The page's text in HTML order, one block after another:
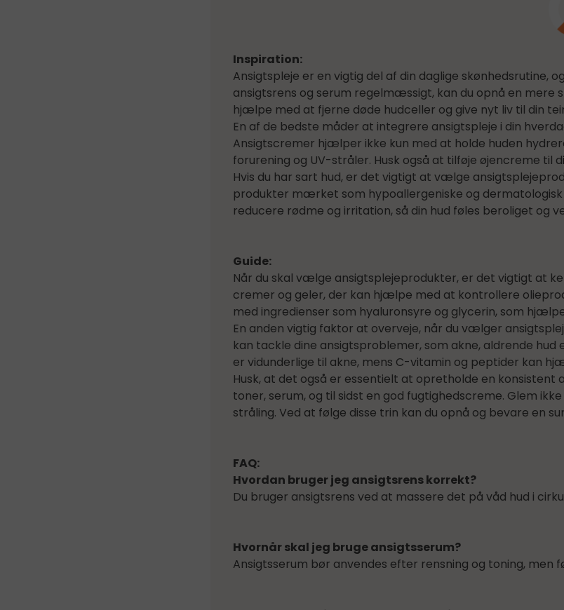
Inspiration:
Ansigtspleje er en vigtig del af din daglige skønhedsrutine,
ansigtsrens og serum regelmæssigt, kan du opnå en mere
hjælpe med at fjerne døde hudceller og give nyt liv til din
En af de bedste måder at integrere ansigtspleje i din
Ansigtscremer hjælper ikke kun med at holde huden
forurening og UV-stråler. Husk også at tilføje øjencreme
Hvis du har sart hud, er det vigtigt at vælge
produkter mærket som hypoallergeniske og
reducere rødme og irritation, så din hud føles beroliget og
Guide:
Når du skal vælge ansigtsplejeprodukter, er det vigtigt at
cremer og geler, der kan hjælpe med at kontrollere
med ingredienser som hyaluronsyre og glycerin, som
En anden vigtig faktor at overveje, når du vælger
kan tackle dine ansigtsproblemer, som akne, aldrende
er vidunderlige til akne, mens C-vitamin og peptider kan
Husk, at det også er essentielt at opretholde en
toner, serum, og til sidst en god fugtighedscreme. Glem
stråling. Ved at følge disse trin kan du opnå og bevare en
FAQ:
Hvordan bruger jeg ansigtsrens korrekt?
Du bruger ansigtsrens ved at massere det på våd hud i
Hvornår skal jeg bruge ansigtsserum?
Ansigtsserum bør anvendes efter rensning og toning,